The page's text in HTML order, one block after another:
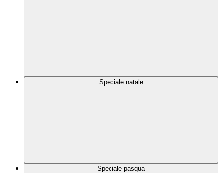
Speciale natale
Speciale pasqua